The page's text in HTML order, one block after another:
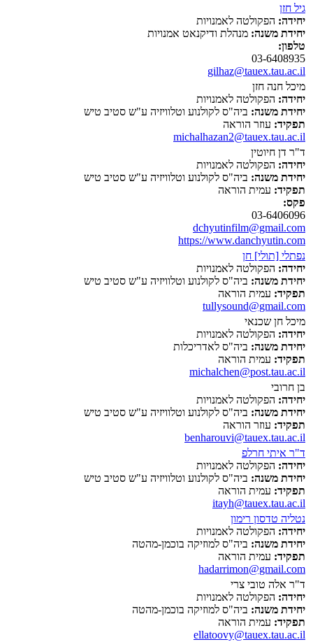
גיל חזן
יחידה: הפקולטה לאמנויות
יחידת משנה: מנהלת ודיקנאט אמנויות
טלפון:
03-6408935
gilhaz@tauex.tau.ac.il
מיכל חנה חזן
יחידה: הפקולטה לאמנויות
יחידת משנה: ביה"ס לקולנוע וטלוויזיה ע"ש סטיב טיש
תפקיד: עוזר הוראה
michalhazan2@tauex.tau.ac.il
ד"ר דן חיוטין
יחידה: הפקולטה לאמנויות
יחידת משנה: ביה"ס לקולנוע וטלוויזיה ע"ש סטיב טיש
תפקיד: עמית הוראה
פקס:
03-6406096
dchyutinfilm@gmail.com
https://www.danchyutin.com
נפתלי [תולי] חן
יחידה: הפקולטה לאמנויות
יחידת משנה: ביה"ס לקולנוע וטלוויזיה ע"ש סטיב טיש
תפקיד: עמית הוראה
tullysound@gmail.com
מיכל חן שכנאי
יחידה: הפקולטה לאמנויות
יחידת משנה: ביה"ס לאדריכלות
תפקיד: עמית הוראה
michalchen@post.tau.ac.il
בן חרובי
יחידה: הפקולטה לאמנויות
יחידת משנה: ביה"ס לקולנוע וטלוויזיה ע"ש סטיב טיש
תפקיד: עוזר הוראה
benharouvi@tauex.tau.ac.il
ד"ר איתי חרלפ
יחידה: הפקולטה לאמנויות
יחידת משנה: ביה"ס לקולנוע וטלוויזיה ע"ש סטיב טיש
תפקיד: עמית הוראה
itayh@tauex.tau.ac.il
נטליה טדסון רימון
יחידה: הפקולטה לאמנויות
יחידת משנה: ביה"ס למוזיקה בוכמן-מהטה
תפקיד: עמית הוראה
hadarrimon@gmail.com
ד"ר אלה טובי צרי
יחידה: הפקולטה לאמנויות
יחידת משנה: ביה"ס למוזיקה בוכמן-מהטה
תפקיד: עמית הוראה
ellatoovy@tauex.tau.ac.il